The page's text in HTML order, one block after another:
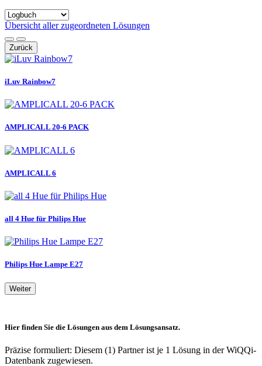
Übersicht aller zugeordneten Lösungen
Zurück
iLuv Rainbow7
AMPLICALL 20-6 PACK
AMPLICALL 6
all 4 Hue für Philips Hue
Philips Hue Lampe E27
Weiter
Hier finden Sie die Lösungen aus dem Lösungsansatz.
Präzise formuliert: Diesem (1) Partner ist je 1 Lösung in der WiQQi-
Datenbank zugewiesen.